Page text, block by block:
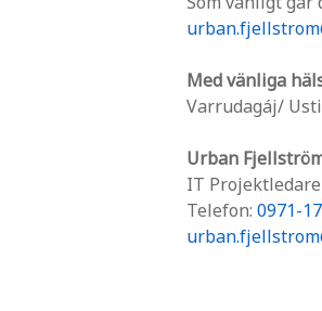
Med vänliga
Varrudagáj/
Urban
IT Projektledare
Telefon: 0971-